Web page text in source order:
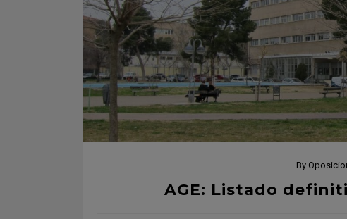
By
AGE: Listado